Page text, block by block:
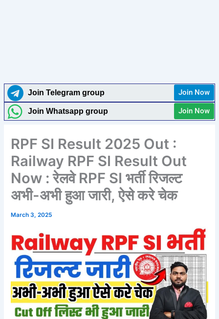
Join Telegram group Join Now
Join Whatsapp group Join Now
RPF SI Result 2025 Out :
Railway RPF SI Result Out
Now : रेलवे RPF SI भर्ती रिजल्ट
अभी-अभी हुआ जारी, ऐसे करे चेक
March 3, 2025